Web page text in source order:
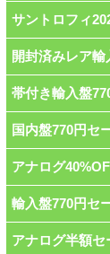
サントロフィ
開封済みレア輸
帯付き輸入盤
国内盤770円セ
アナログ
輸入盤770円セ
アナログ半額セ